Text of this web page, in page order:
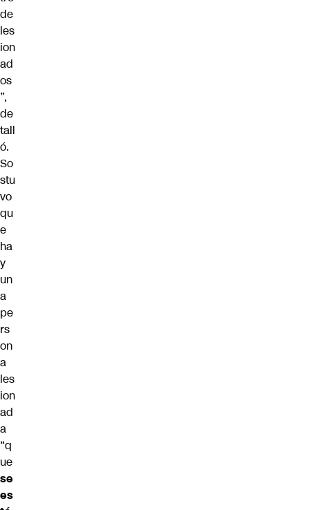
de
les
ion
ad
os
”,
de
tall
ó.
So
stu
vo
qu
e
ha
y
un
a
pe
rs
on
a
les
ion
ad
a
“q
ue
se
es